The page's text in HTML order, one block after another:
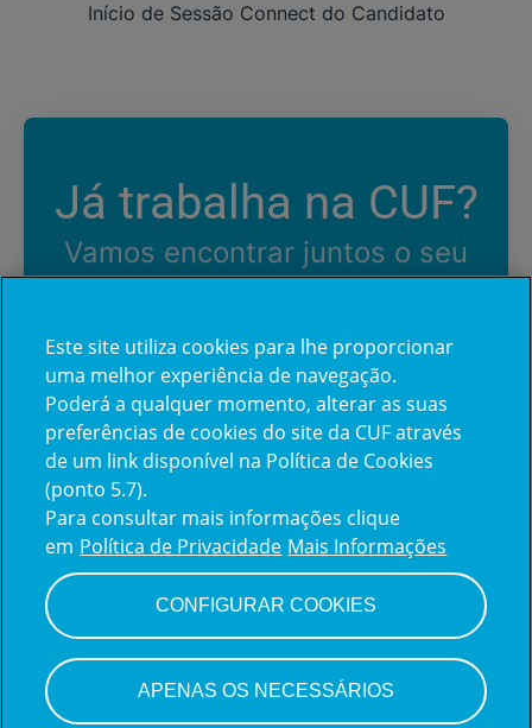
Início de Sessão Connect do Candidato
Já trabalha na CUF?
Vamos encontrar juntos o seu
Iniciar sessão
Sistema de monitoramento de candidatosda Teamtailor
Este site utiliza cookies para lhe proporcionar
uma melhor experiência de navegação.
Poderá a qualquer momento, alterar as suas
preferências de cookies do site da CUF através
de um link disponível na Política de Cookies
(ponto 5.7).
Para consultar mais informações clique
em Política de Privacidade Mais Informações
CONFIGURAR COOKIES
APENAS OS NECESSÁRIOS